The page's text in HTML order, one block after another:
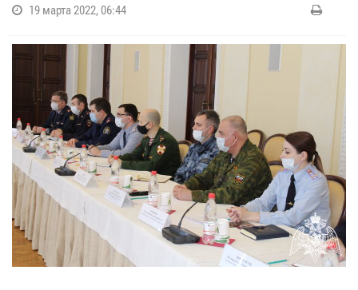
19 марта 2022, 06:44